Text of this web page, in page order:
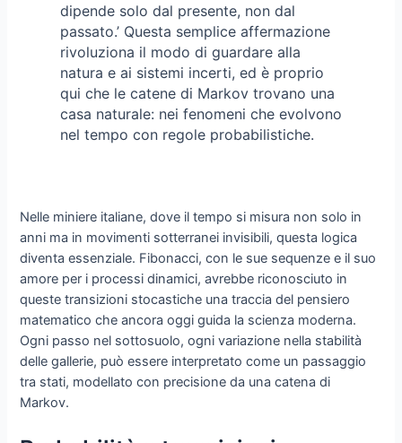
dipende solo dal presente, non dal
passato.’ Questa semplice affermazione
rivoluziona il modo di guardare alla
natura e ai sistemi incerti, ed è proprio
qui che le catene di Markov trovano una
casa naturale: nei fenomeni che evolvono
nel tempo con regole probabilistiche.
Nelle miniere italiane, dove il tempo si misura non solo in
anni ma in movimenti sotterranei invisibili, questa logica
diventa essenziale. Fibonacci, con le sue sequenze e il suo
amore per i processi dinamici, avrebbe riconosciuto in
queste transizioni stocastiche una traccia del pensiero
matematico che ancora oggi guida la scienza moderna.
Ogni passo nel sottosuolo, ogni variazione nella stabilità
delle gallerie, può essere interpretato come un passaggio
tra stati, modellato con precisione da una catena di
Markov.